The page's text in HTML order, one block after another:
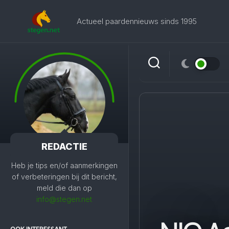
Actueel paardennieuws sinds 1995
REDACTIE
Heb je tips en/of aanmerkingen
of verbeteringen bij dit bericht,
meld die dan op
info@stegen.net